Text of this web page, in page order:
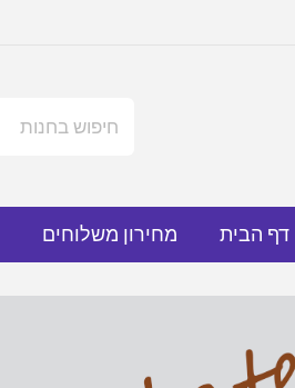
דף הבית מחירון משלוחים